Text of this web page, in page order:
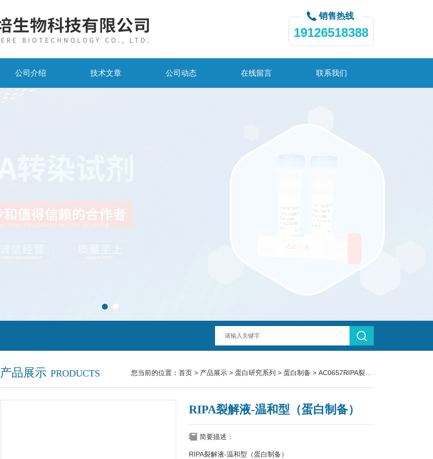
销售热线
19126518388
公司介绍 技术文章 公司动态 在线留言 联系我们
产品展示 PRODUCTS 您当前的位置： 首页 > 产品展示 > 蛋白研究系列 > 蛋白制备 > AC0657RIPA裂解液-温和型（蛋白制备）
RIPA裂解液-温和型（蛋白制备）
简要描述：
RIPA裂解液-温和型（蛋白制备）